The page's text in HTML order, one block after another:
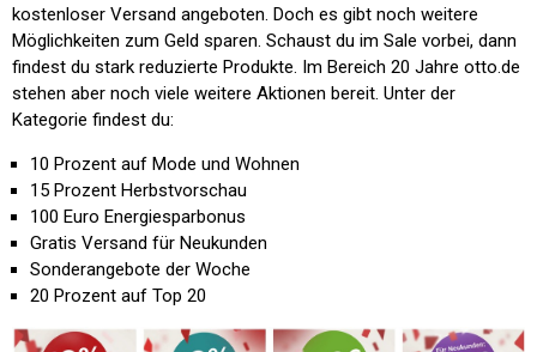
kostenloser Versand angeboten. Doch es gibt noch weitere
Möglichkeiten zum Geld sparen. Schaust du im Sale vorbei, dann
findest du stark reduzierte Produkte. Im Bereich 20 Jahre otto.de
stehen aber noch viele weitere Aktionen bereit. Unter der
Kategorie findest du:
10 Prozent auf Mode und Wohnen
15 Prozent Herbstvorschau
100 Euro Energiesparbonus
Gratis Versand für Neukunden
Sonderangebote der Woche
20 Prozent auf Top 20